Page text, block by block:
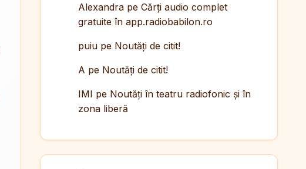
Alexandrape Cărți audio complet
gratuite în app.radiobabilon.ro
puiupe Noutăți de citit!
A pe Noutăți de citit!
IMI pe Noutăți în teatru radiofonic și în
zona liberă